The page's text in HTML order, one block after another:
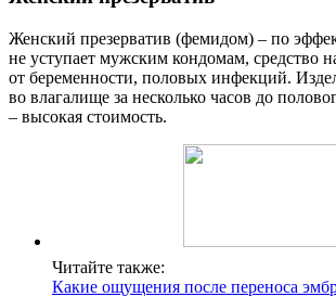
Женский презерватив (фемидом) – по
не уступает мужским кондомам, средство
от беременности, половых инфекций.
во влагалище за несколько часов до
– высокая стоимость.
Читайте также:
Какие ощущения после переноса